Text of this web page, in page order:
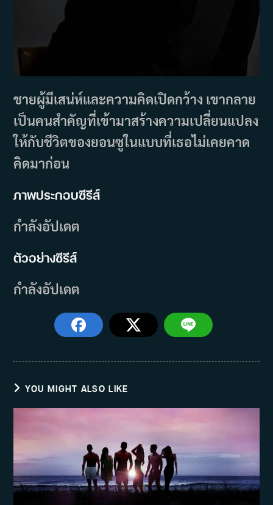
ชายผู้มีเสน่ห์และความคิดเปิดกว้าง เขากลาย
เป็นคนสำคัญที่เข้ามาสร้างความเปลี่ยนแปลง
ให้กับชีวิตของยอนซูในแบบที่เธอไม่เคยคาด
คิดมาก่อน
ภาพประกอบซีรีส์
กำลังอัปเดต
ตัวอย่างซีรีส์
กำลังอัปเดต
YOU MIGHT ALSO LIKE